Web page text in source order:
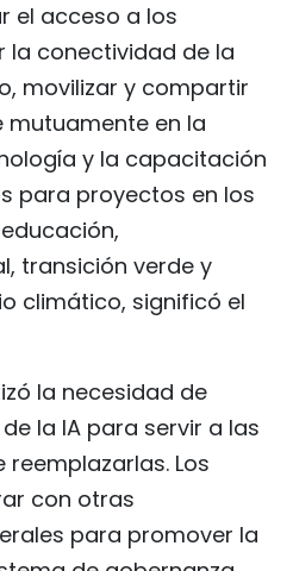
el acceso a los
la conectividad de la
movilizar y compartir
mutuamente en la
y la capacitación
para proyectos en los
transición verde y
climático, significó el
la necesidad de
la IA para servir a las
Los
con otras
para promover la